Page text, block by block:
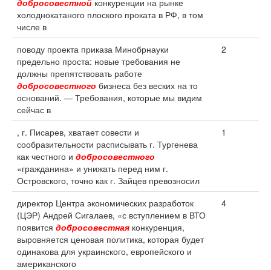
добросовестной конкуренции на рынке
холоднокатаного плоского проката в РФ, в том
числе в
поводу проекта приказа Минобрнауки
предельно проста: новые требования не
должны препятствовать работе
добросовестного бизнеса без веских на то
оснований. — Требования, которые мы видим
сейчас в
2
, г. Писарев, хватает совести и
сообразительности расписывать г. Тургенева
как честного и добросовестного
«гражданина» и унижать перед ним г.
Островского, точно как г. Зайцев превозносил
1
директор Центра экономических разработок
(ЦЭР) Андрей Сигалаев, «с вступлением в ВТО
появится добросовестная конкуренция,
выровняется ценовая политика, которая будет
одинакова для украинского, европейского и
американского
4